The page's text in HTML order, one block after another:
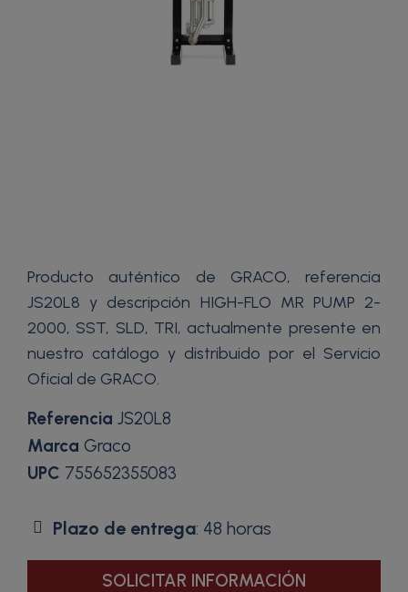
Producto auténtico de GRACO, referencia
JS20L8 y descripción HIGH-FLO MR PUMP 2-
2000, SST, SLD, TRI, actualmente presente en
nuestro catálogo y distribuido por el Servicio
Oficial de GRACO.
Referencia JS20L8
Marca Graco
UPC 755652355083
Plazo de entrega: 48 horas
SOLICITAR INFORMACIÓN